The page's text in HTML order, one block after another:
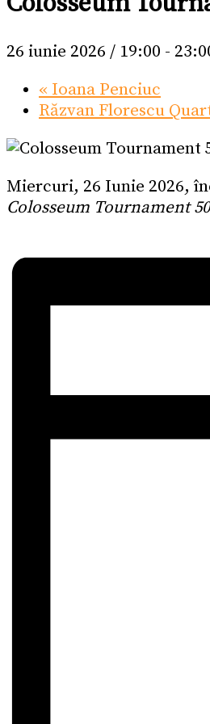
26 iunie 2026 / 19:00 -
« Ioana Penciuc
Răzvan Florescu
Miercuri, 26 Iunie 2026,
Colosseum Tournament 50